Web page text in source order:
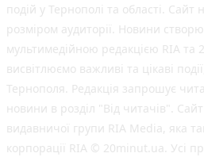
подій у Тернополі та області.
розміром аудиторії. Новини
мультимедійною редакцією RIA
висвітлюємо важливі та цікаві
Тернополя. Редакція запрошує
новини в розділ "Від читачів".
видавничої групи RIA Media, яка
корпорації RIA © 20minut.ua. Усі